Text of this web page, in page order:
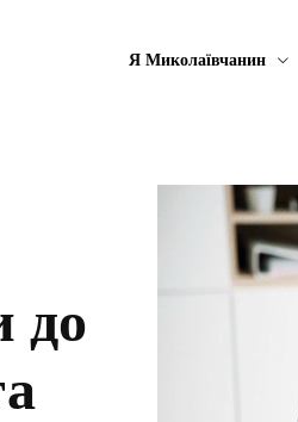
Я Миколаївчанин
до